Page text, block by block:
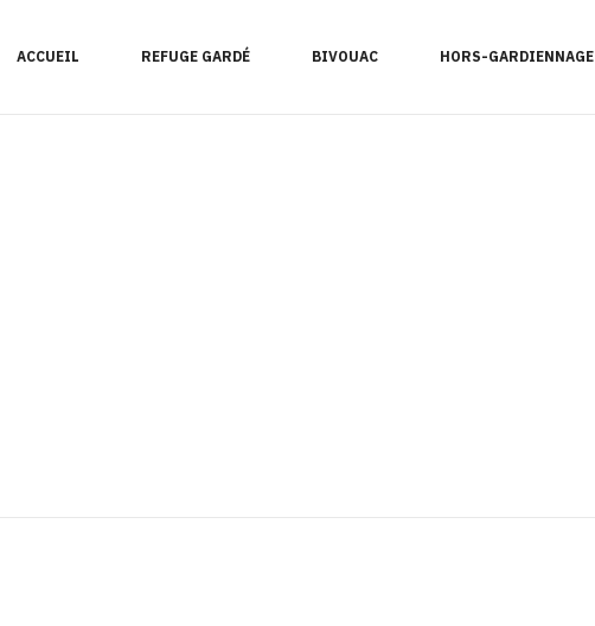
ACCUEIL REFUGE GARDÉ BIVOUAC HORS-GARDIENNAGE